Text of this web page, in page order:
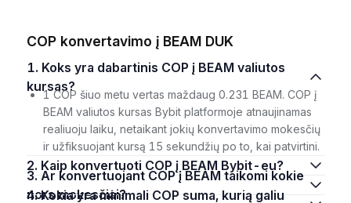
COP konvertavimo į BEAM DUK
1. Koks yra dabartinis COP į BEAM valiutos
kursas?
1 COP šiuo metu vertas maždaug 0.231 BEAM. COP į
BEAM valiutos kursas Bybit platformoje atnaujinamas
realiuoju laiku, netaikant jokių konvertavimo mokesčių
ir užfiksuojant kursą 15 sekundžių po to, kai patvirtini.
2. Kaip konvertuoti COP į BEAM Bybit-eu?
3. Ar konvertuojant COP į BEAM taikomi kokie
nors mokesčiai?
4. Kokia yra minimali COP suma, kurią galiu